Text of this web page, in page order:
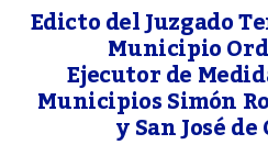
Edicto del Juzgado
Municipio
Ejecutor de
Municipios Simón
y San José